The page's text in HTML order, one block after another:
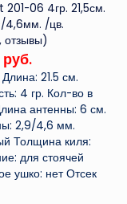
201-06 4гр. 21,5см.
4,6мм. /цв.
21.5 см.
4 гр. Кол-во в
антенны: 6 см.
2,9/4,6 мм.
Толщина киля:
для стоячей
ушко: нет Отсек